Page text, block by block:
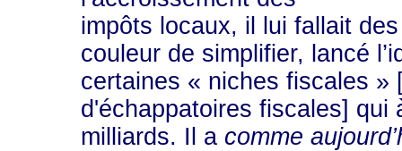
impôts locaux, il lui fallait
couleur de simplifier, lancé
certaines « niches fiscales »
d'échappatoires fiscales] qui
milliards. Il a comme